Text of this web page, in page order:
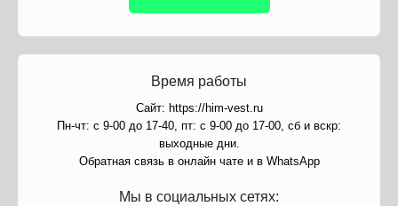
Время работы
Сайт: https://him-vest.ru
Пн-чт: с 9-00 до 17-40, пт: с 9-00 до 17-00, сб и вскр:
выходные дни.
Обратная связь в онлайн чате и в WhatsApp
Мы в социальных сетях: